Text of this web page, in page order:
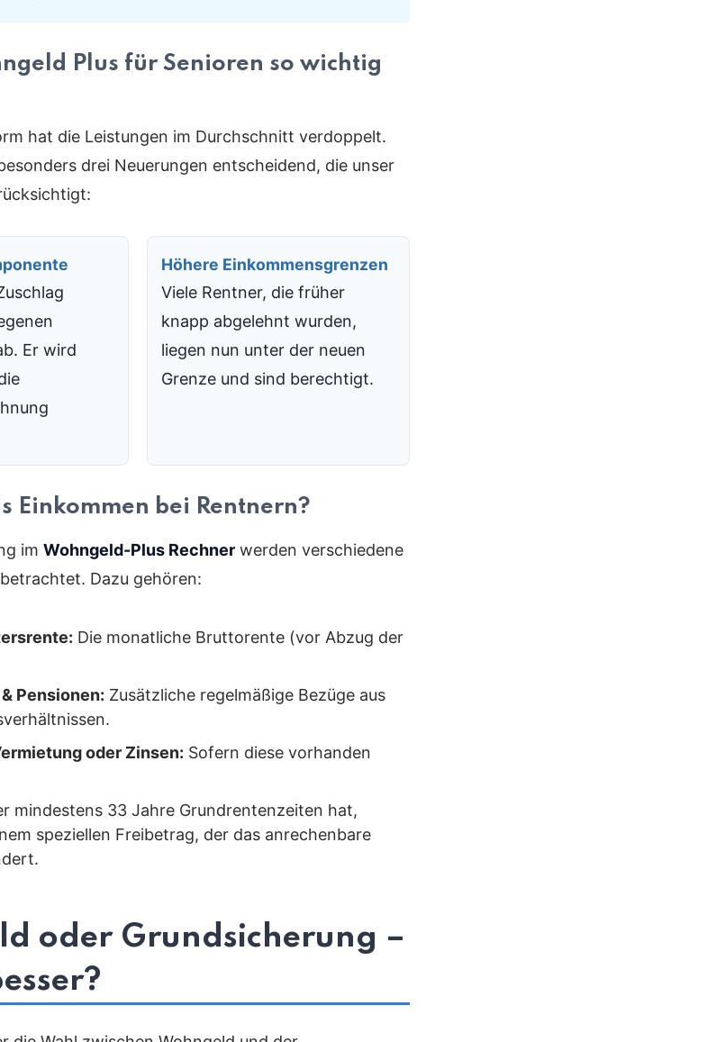
Plus für Senioren so wichtig
hat die Leistungen im Durchschnitt verdoppelt.
drei Neuerungen entscheidend, die unser
Er wird
Höhere Einkommensgrenzen
Viele Rentner, die früher
knapp abgelehnt wurden,
liegen nun unter der neuen
Grenze und sind berechtigt.
Einkommen bei Rentnern?
im Wohngeld-Plus Rechner werden verschiedene
Dazu gehören:
Die monatliche Bruttorente (vor Abzug der
Pensionen: Zusätzliche regelmäßige Bezüge aus
oder Zinsen: Sofern diese vorhanden
mindestens 33 Jahre Grundrentenzeiten hat,
speziellen Freibetrag, der das anrechenbare
oder Grundsicherung –